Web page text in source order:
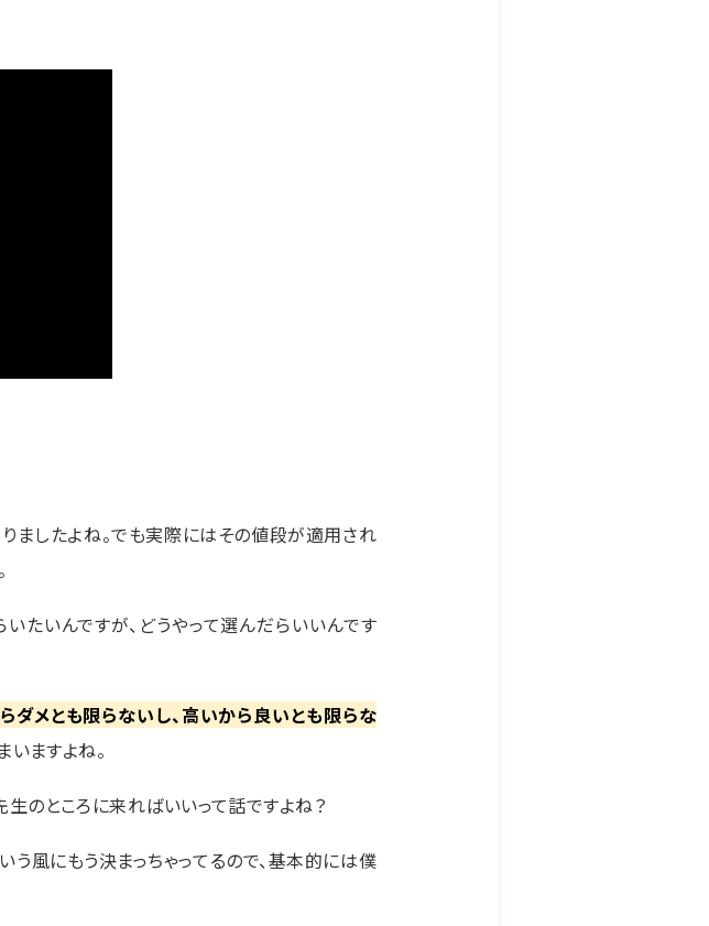
ましたよね。でも実際にはその値段が適用され
たいんですが、どうやって選んだらいいんです
ダメとも限らないし、高いから良いとも限らな
いますよね。
のところに来ればいいって話ですよね？
う風にもう決まっちゃってるので、基本的には僕